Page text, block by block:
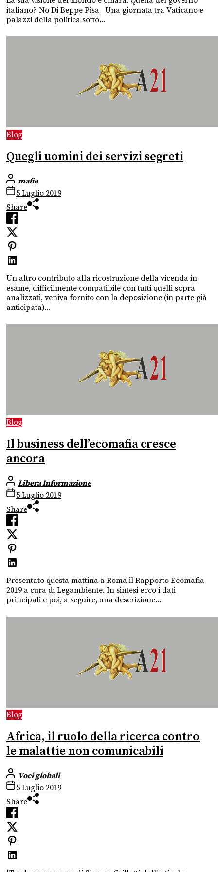
italiano? No Di Beppe Pisa Una giornata tra Vaticano e
palazzi della politica sotto...
Blog
Quegli uomini dei servizi segreti
mafie
5 Luglio 2019
Share
Un altro contributo alla ricostruzione della vicenda in
esame, difficilmente compatibile con tutti quelli sopra
analizzati, veniva fornito con la deposizione (in parte già
anticipata)...
Blog
Il business dell’ecomafia cresce
ancora
Libera Informazione
5 Luglio 2019
Share
Presentato questa mattina a Roma il Rapporto Ecomafia
2019 a cura di Legambiente. In sintesi ecco i dati
principali e poi, a seguire, una descrizione...
Blog
Africa, il ruolo della ricerca contro
le malattie non comunicabili
Voci globali
5 Luglio 2019
Share